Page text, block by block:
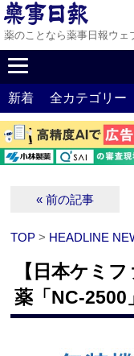
薬のことなら薬事日報ウェ
新着 全カテゴリー
« 前の記事
TOP > HEADLINE
【日本ケミ
薬「NC-2500